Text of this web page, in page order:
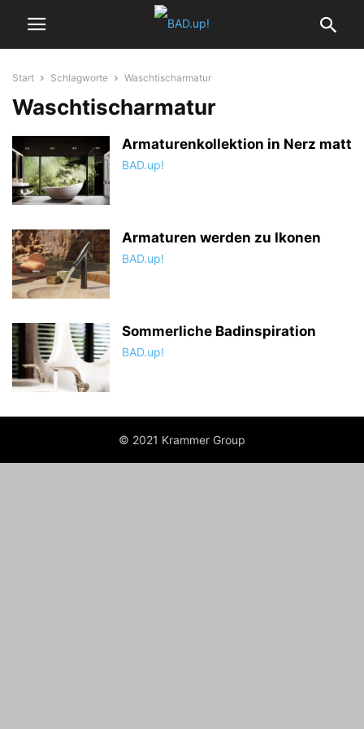
Start Schlagworte Waschtischarmatur
Waschtischarmatur
Armaturenkollektion in Nerz matt
BAD.up!
Armaturen werden zu Ikonen
BAD.up!
Sommerliche Badinspiration
BAD.up!
© 2021 Krammer Group